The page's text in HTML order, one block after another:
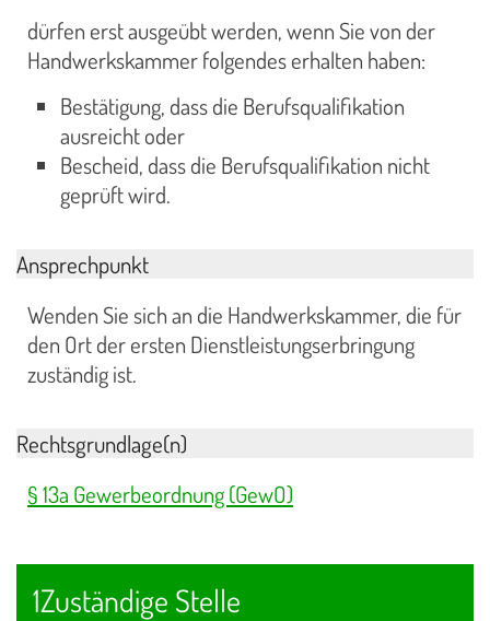
dürfen erst ausgeübt werden, wenn Sie von der
Handwerkskammer folgendes erhalten haben:
Bestätigung, dass die Berufsqualifikation
ausreicht oder
Bescheid, dass die Berufsqualifikation nicht
geprüft wird.
Ansprechpunkt
Wenden Sie sich an die Handwerkskammer, die für
den Ort der ersten Dienstleistungserbringung
zuständig ist.
Rechtsgrundlage(n)
§ 13a Gewerbeordnung (GewO)
1Zuständige Stelle